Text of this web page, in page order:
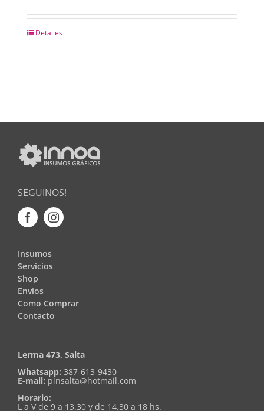
Detalles
SEGUINOS!
Insumos
Servicios
Shop
Envíos
Como Comprar
Contacto
Lerma 473, Salta
Whatsapp: 387-613-9430
E-mail: pinsalta@hotmail.com
Horario:
L a V de 9 a 13.30 y de 14.30 a 18 hs.